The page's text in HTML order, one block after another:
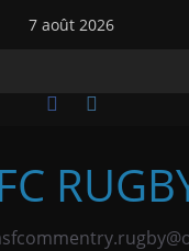
7 août 2026